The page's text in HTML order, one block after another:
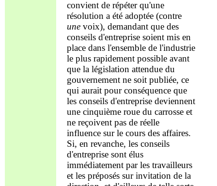
convient de répéter qu'une
résolution a été adoptée (contre
unevoix), demandant que des
conseils d'entreprise soient mis en
place dans l'ensemble de l'industrie
le plus rapidement possible avant
que la législation attendue du
gouvernement ne soit publiée, ce
qui aurait pour conséquence que
les conseils d'entreprise deviennent
une cinquième roue du carrosse et
ne reçoiventpas de réelle
influence sur le cours des affaires.
Si, en revanche, les conseils
d'entreprise sont élus
immédiatement par les travailleurs
et les préposéssur invitation de la